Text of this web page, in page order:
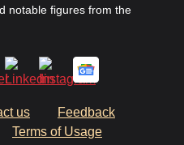
notable figures from the
us
Feedback
Terms of Usage